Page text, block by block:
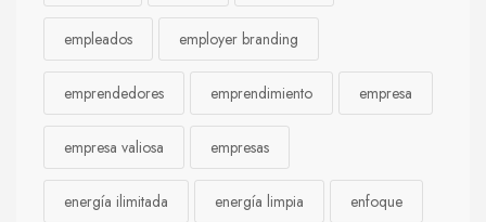
empleados employer branding
emprendedores emprendimiento empresa
empresa valiosa empresas
energía ilimitada energía limpia enfoque